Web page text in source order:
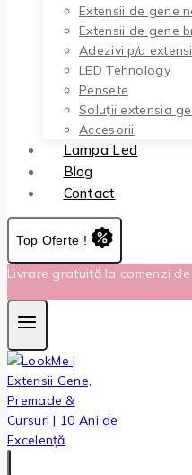
Extensii de gene
Extensii de gene
Adezivi p/u
LED Tehnology
Pensete
Soluții extensia
Accesorii
Lampa Led
Blog
Contact
Top Oferte !
Livrare gratuită la comenzi